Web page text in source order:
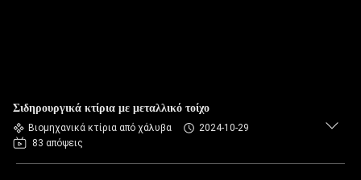
Σιδηρουργικά κτίρια με μεταλλικό τοίχο
Βιομηχανικά κτίρια από χάλυβα
2024-10-29
83 απόψεις